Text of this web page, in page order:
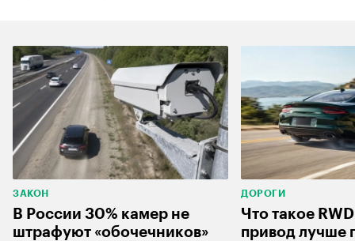
ЗАКОН
В России 30% камер не
штрафуют «обочечников»
ДОРОГИ
Что такое
привод лучше